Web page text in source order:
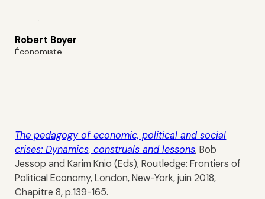
Robert Boyer
Économiste
The pedagogy of economic, political and social
crises: Dynamics, construals and lessons, Bob
Jessop and Karim Knio (Eds), Routledge: Frontiers of
Political Economy, London, New-York, juin 2018,
Chapitre 8, p.139-165.